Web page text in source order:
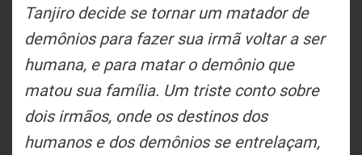
Tanjiro decide se tornar um matador de
demônios para fazer sua irmã voltar a ser
humana, e para matar o demônio que
matou sua família. Um triste conto sobre
dois irmãos, onde os destinos dos
humanos e dos demônios se entrelaçam,